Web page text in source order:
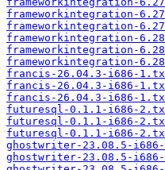
frameworkintegration-
frameworkintegration-
frameworkintegration-
frameworkintegration-
frameworkintegration-
francis-26.04.3-i686-
francis-26.04.3-i686-
francis-26.04.3-i686-
futuresql-0.1.1-i686-
futuresql-0.1.1-i686-
futuresql-0.1.1-i686-
ghostwriter-23.08.5-
ghostwriter-23.08.5-